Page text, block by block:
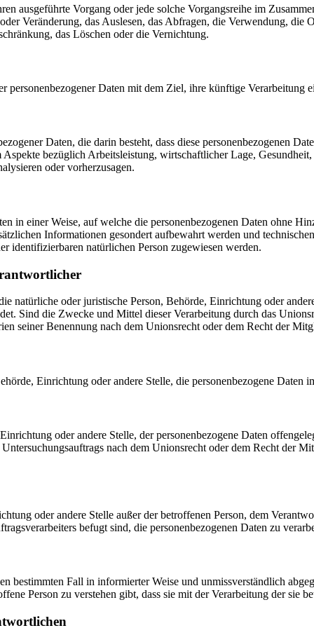
ausgeführte Vorgang oder jede solche Vorgangsreihe im
Veränderung, das Auslesen, das Abfragen, die Verwendung,
das Löschen oder die Vernichtung.
personenbezogener Daten mit dem Ziel, ihre künftige Verarbeitung
Daten, die darin besteht, dass diese personenbezogenen
bezüglich Arbeitsleistung, wirtschaftlicher Lage,
oder vorherzusagen.
in einer Weise, auf welche die personenbezogenen Daten ohne
Informationen gesondert aufbewahrt werden und
identifizierbaren natürlichen Person zugewiesen werden.
natürliche oder juristische Person, Behörde, Einrichtung oder
Sind die Zwecke und Mittel dieser Verarbeitung durch das
seiner Benennung nach dem Unionsrecht oder dem Recht der
Einrichtung oder andere Stelle, die personenbezogene Daten
oder andere Stelle, der personenbezogene Daten
nach dem Unionsrecht oder dem Recht der
oder andere Stelle außer der betroffenen Person, dem
befugt sind, die personenbezogenen Daten zu
Fall in informierter Weise und unmissverständlich
Person zu verstehen gibt, dass sie mit der Verarbeitung der sie